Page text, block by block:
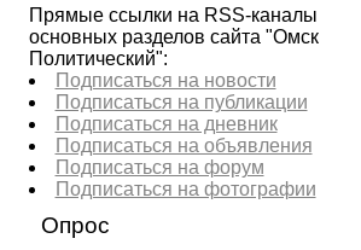
Прямые ссылки на RSS-каналы
основных разделов сайта "Омск
Политический":
Подписаться на новости
Подписаться на публикации
Подписаться на дневник
Подписаться на объявления
Подписаться на форум
Подписаться на фотографии
Опрос